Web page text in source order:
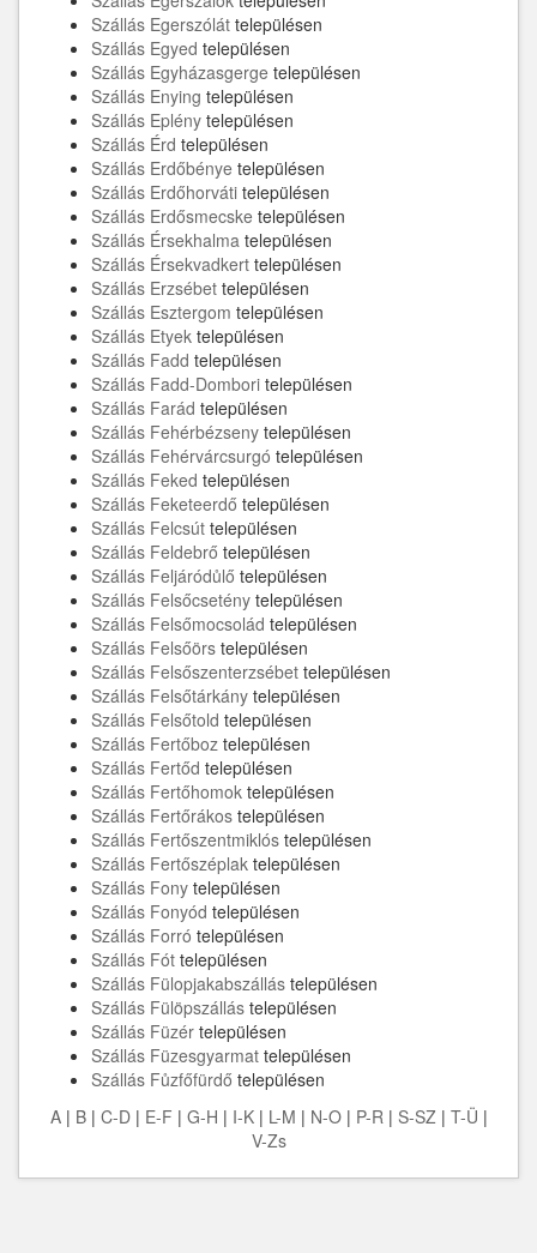
Szállás Egerszólát településen
Szállás Egyed településen
Szállás Egyházasgerge településen
Szállás Enying településen
Szállás Eplény településen
Szállás Érd településen
Szállás Erdőbénye településen
Szállás Erdőhorváti településen
Szállás Erdősmecske településen
Szállás Érsekhalma településen
Szállás Érsekvadkert településen
Szállás Erzsébet településen
Szállás Esztergom településen
Szállás Etyek településen
Szállás Fadd településen
Szállás Fadd-Dombori településen
Szállás Farád településen
Szállás Fehérbézseny településen
Szállás Fehérvárcsurgó településen
Szállás Feked településen
Szállás Feketeerdő településen
Szállás Felcsút településen
Szállás Feldebrő településen
Szállás Feljáródůlő településen
Szállás Felsőcsetény településen
Szállás Felsőmocsolád településen
Szállás Felsőörs településen
Szállás Felsőszenterzsébet településen
Szállás Felsőtárkány településen
Szállás Felsőtold településen
Szállás Fertőboz településen
Szállás Fertőd településen
Szállás Fertőhomok településen
Szállás Fertőrákos településen
Szállás Fertőszentmiklós településen
Szállás Fertőszéplak településen
Szállás Fony településen
Szállás Fonyód településen
Szállás Forró településen
Szállás Fót településen
Szállás Fülopjakabszállás településen
Szállás Fülöpszállás településen
Szállás Füzér településen
Szállás Füzesgyarmat településen
Szállás Fůzfőfürdő településen
A| B| C-D| E-F | G-H | I-K| L-M | N-O| P-R| S-SZ| T-Ü |
V-Zs